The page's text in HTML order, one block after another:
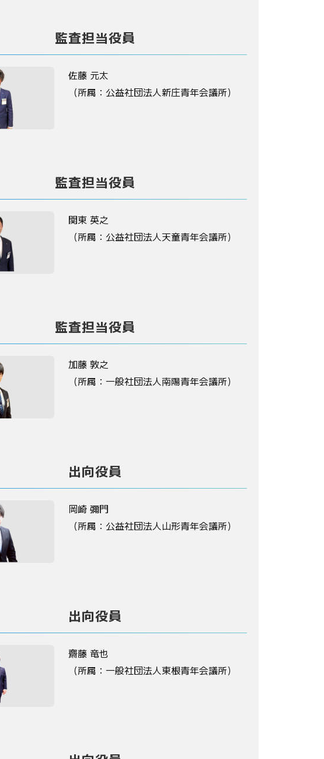
監査担当役員
佐藤 元太
（所属：公益社団法人新庄青年会議所）
監査担当役員
関東 英之
（所属：公益社団法人天童青年会議所）
監査担当役員
加藤 敦之
（所属：一般社団法人南陽青年会議所）
出向役員
岡崎 彌門
（所属：公益社団法人山形青年会議所）
出向役員
齋藤 竜也
（所属：一般社団法人東根青年会議所）